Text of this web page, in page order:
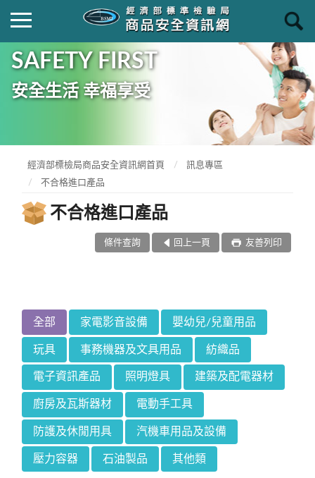
SAFETY FIRST
安全生活 幸福享受
經濟部標檢局商品安全資訊網首頁
訊息專區
不合格進口產品
不合格進口產品
條件查詢 回上一頁 友善列印
全部 家電影音設備 嬰幼兒/兒童用品
玩具 事務機器及文具用品 紡織品
電子資訊產品 照明燈具 建築及配電器材
廚房及瓦斯器材 電動手工具
防護及休閒用具 汽機車用品及設備
壓力容器 石油製品 其他類